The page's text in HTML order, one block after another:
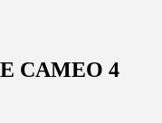
CAMEO 4